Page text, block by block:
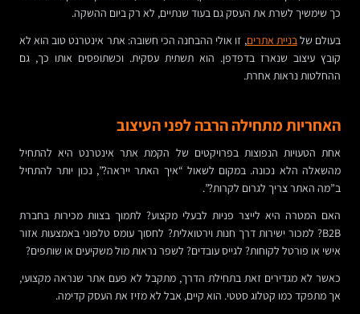
כך שימשיך לשרת את העסק גם בעוד שנתיים, לא רק ביום ההשקה.
בעולם של בניית אתרים, זו אולי ההבחנה הכי חשובה: אתר אינטרנט טוב הוא לא
קובץ עיצוב שנארז בדפדפן. הוא תשתית עסקית. וכשתופסים אותו כך, גם
ההחלטות נראות אחרת.
האחריות מתחילה הרבה לפני העיצוב
אחת הטעויות הנפוצות בפרויקטים של הקמת אתר אינטרנט היא להתחיל
מהשאלה הלא נכונה. במקום לשאול “איך האתר ייראה?”, נכון יותר להתחיל
ב”מה האתר צריך לגרום לקרות?”.
האם המטרה היא לייצר פניות לבעלי מקצוע? לתמוך בצוות מכירות בחברת
B2B? למכור ישירות דרך חנות וירטואלית? לחסוך עומס טלפוני באמצעות אזור
אישי או פורטל לקוחות? לגייס עובדים? לשפר נראות מול משקיעים או שותפים?
כאשר לא מגדירים זאת בתחילת הדרך, מתקבל לא פעם אתר שנראה מקצועי,
אך מתפקד כמו קטלוג סטטי. הוא קיים, אבל לא מזיז את העסק קדימה.